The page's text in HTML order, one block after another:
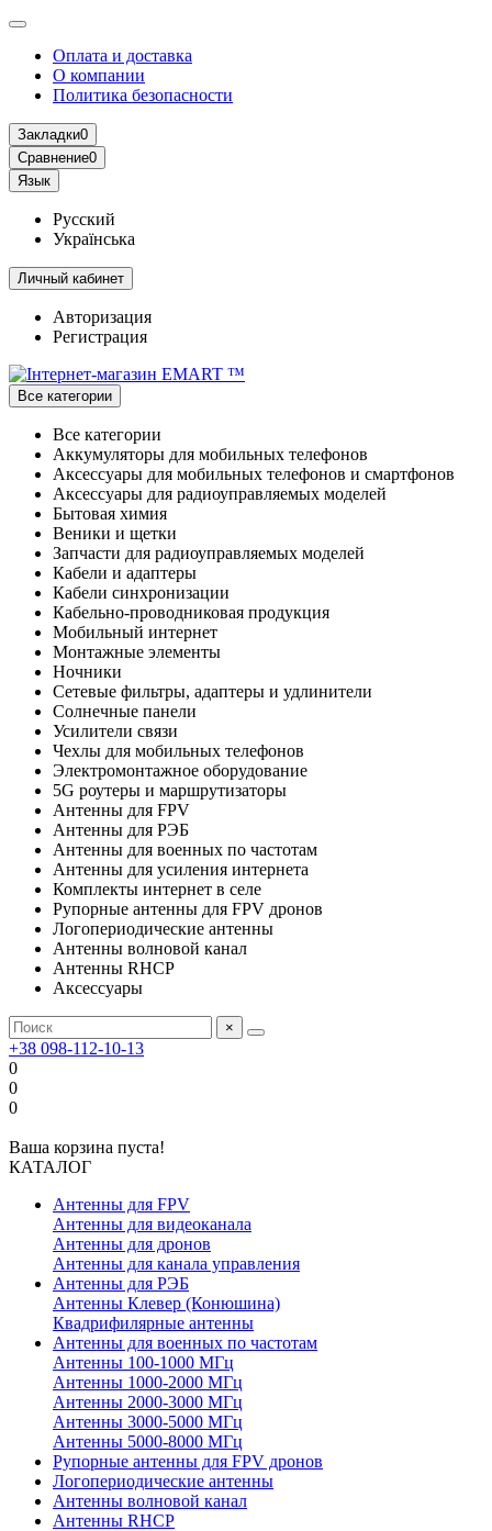
Оплата и доставка
О компании
Политика безопасности
Закладки0
Сравнение0
Язык
Русский
Українська
Личный кабинет
Авторизация
Регистрация
Все категории
Все категории
Аккумуляторы для мобильных телефонов
Аксессуары для мобильных телефонов и смартфонов
Аксессуары для радиоуправляемых моделей
Бытовая химия
Веники и щетки
Запчасти для радиоуправляемых моделей
Кабели и адаптеры
Кабели синхронизации
Кабельно-проводниковая продукция
Мобильный интернет
Монтажные элементы
Ночники
Сетевые фильтры, адаптеры и удлинители
Солнечные панели
Усилители связи
Чехлы для мобильных телефонов
Электромонтажное оборудование
5G роутеры и маршрутизаторы
Антенны для FPV
Антенны для РЭБ
Антенны для военных по частотам
Антенны для усиления интернета
Комплекты интернет в селе
Рупорные антенны для FPV дронов
Логопериодические антенны
Антенны волновой канал
Антенны RHCP
Аксессуары
×
+38 098-112-10-13
0
0
0
Ваша корзина пуста!
КАТАЛОГ
Антенны для FPV
Антенны для видеоканала
Антенны для дронов
Антенны для канала управления
Антенны для РЭБ
Антенны Клевер (Конюшина)
Квадрифилярные антенны
Антенны для военных по частотам
Антенны 100-1000 МГц
Антенны 1000-2000 МГц
Антенны 2000-3000 МГц
Антенны 3000-5000 МГц
Антенны 5000-8000 МГц
Рупорные антенны для FPV дронов
Логопериодические антенны
Антенны волновой канал
Антенны RHCP